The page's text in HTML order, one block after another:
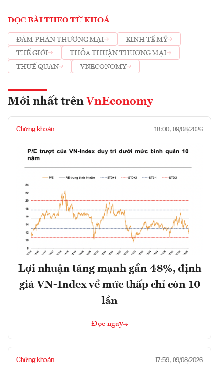
ĐỌC BÀI THEO TỪ KHOÁ
ĐÀM PHÁN THƯƠNG MẠI
KINH TẾ MỸ
THẾ GIỚI
THỎA THUẬN THƯƠNG MẠI
THUẾ QUAN
VNECONOMY
Mới nhất trên VnEconomy
Chứng khoán 18:00, 09/08/2026
Lợi nhuận tăng mạnh gần 48%, định
giá VN-Index về mức thấp chỉ còn 10
lần
Đọc ngay
Chứng khoán 17:59, 09/08/2026